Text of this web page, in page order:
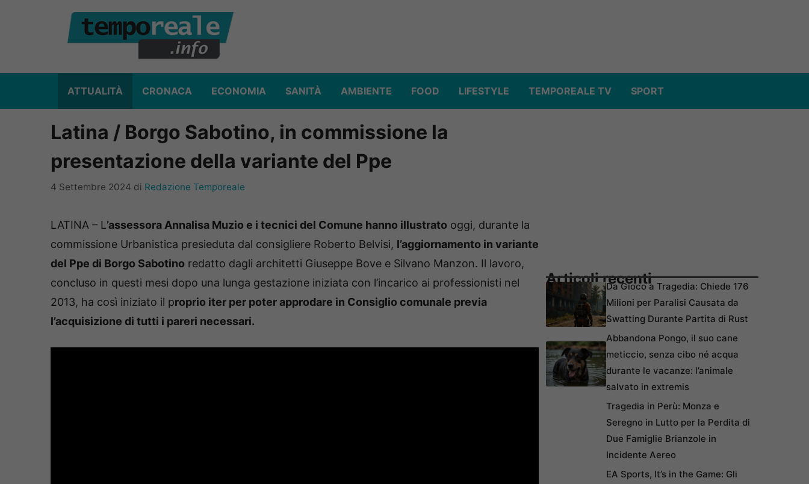
ATTUALITÀ CRONACA ECONOMIA SANITÀ AMBIENTE FOOD LIFESTYLE TEMPOREALE TV SPORT
Latina / Borgo Sabotino, in commissione la
presentazione della variante del Ppe
4 Settembre 2024 di Redazione Temporeale
LATINA – L’assessora Annalisa Muzio e i tecnici del Comune hanno illustrato oggi, durante la
commissione Urbanistica presieduta dal consigliere Roberto Belvisi, l’aggiornamento in variante
del Ppe di Borgo Sabotino redatto dagli architetti Giuseppe Bove e Silvano Manzon. Il lavoro,
concluso in questi mesi dopo una lunga gestazione iniziata con l’incarico ai professionisti nel
2013, ha così iniziato il proprio iter per poter approdare in Consiglio comunale previa
l’acquisizione di tutti i pareri necessari.
Articoli recentiDa Gioco a Tragedia: Chiede 176
Milioni per Paralisi Causata da
Swatting Durante Partita di Rust
Abbandona Pongo, il suo cane
meticcio, senza cibo né acqua
durante le vacanze: l’animale
salvato in extremis
Tragedia in Perù: Monza e
Seregno in Lutto per la Perdita di
Due Famiglie Brianzole in
Incidente Aereo
EA Sports, It’s in the Game: Gli